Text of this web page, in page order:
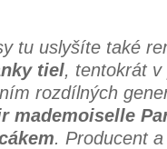
tu uslyšíte také
tiel, tentokrát v
rozdílných
mademoiselle
. Producent